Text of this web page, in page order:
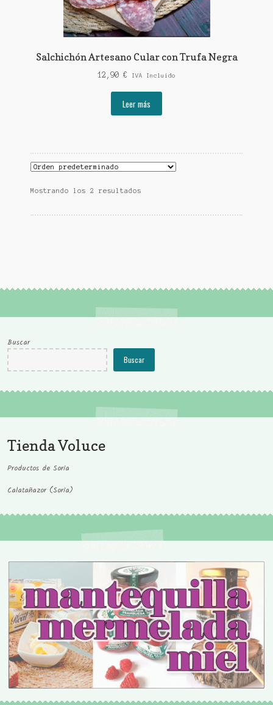
Salchichón Artesano Cular con Trufa Negra
12,90 € IVA Incluido
Leer más
Mostrando los 2 resultados
Buscar
Buscar
Tienda Voluce
Productos de Soria
Calatañazor (Soria)